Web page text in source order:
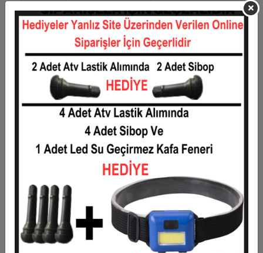
3
181,36 TL
544,07 TL
4
138,56 TL
554,24 TL
112,88 TL
564,41 TL
6
95,76 TL
574,58 TL
83,54 TL
584,75 TL
8
74,36 TL
594,92 TL
67,23 TL
10
61,53 TL
615,25 TL
56,39 TL
12
52,54 TL
Taksit Taksit Tutarı
Toplam Tutar